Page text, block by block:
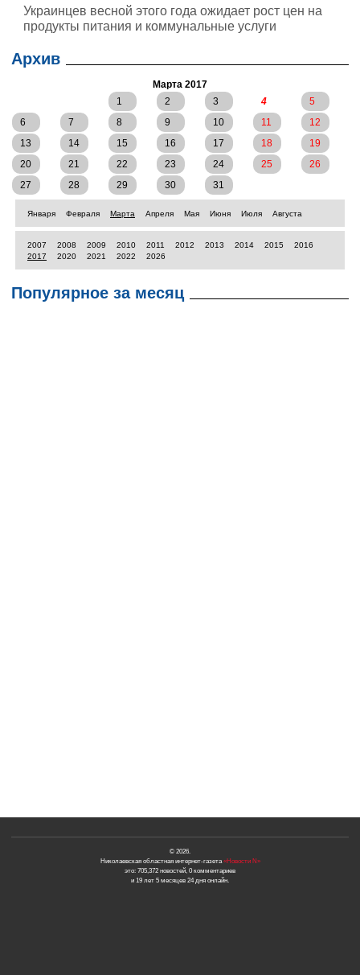
Украинцев весной этого года ожидает рост цен на
продукты питания и коммунальные услуги
Архив
Марта 2017
1
2 3 4
5
6
7 8 9 10 11
12
13
14 15 16 17 18
19
20
21 22 23 24 25
26
27
28 29 30 31
Января Февраля Марта Апреля Мая Июня Июля Августа
2007 2008 2009 2010 2011 2012 2013 2014 2015
2016
2017
2020 2021 2022 2026
Популярное за месяц
© 2026.
Николаевская областная интернет-газета«Новости N»
это: 705,372 новостей, 0 комментариев
и 19 лет 5 месяцев 24 дня онлайн.